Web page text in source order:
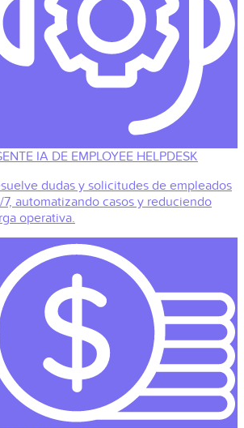
IA DE EMPLOYEE HELPDESK
dudas y solicitudes de empleados
7, automatizando casos y reduciendo
operativa.